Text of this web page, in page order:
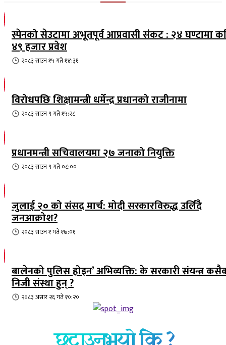
स्पेनको सेउटामा अभूतपूर्व आप्रवासी संकट : २४ घण्टामा
४९ हजार प्रवेश
२०८३ साउन १५ गते १४:३१
विरोधपछि शिक्षामन्त्री धर्मेन्द्र प्रधानको राजीनामा
२०८३ साउन ९ गते १५:२८
प्रधानमन्त्री सचिवालयमा २७ जनाको नियुक्ति
२०८३ साउन ९ गते ०८:००
जुलाई २० को संसद मार्च: मोदी सरकारविरुद्ध उर्लिंदै
जनआक्रोश?
२०८३ साउन १ गते १७:०१
बालेनको पुलिस होइन’ अभिव्यक्ति: के सरकारी संयन्त्र
निजी संस्था हुन् ?
२०८३ असार २६ गते १०:२०